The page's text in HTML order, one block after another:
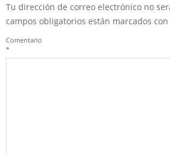
Tu dirección de correo electrónico no
campos obligatorios están marcados con
Comentario
*